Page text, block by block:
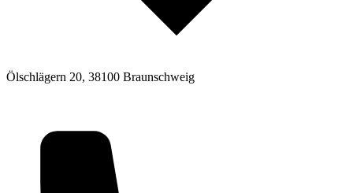
Ölschlägern 20, 38100 Braunschweig